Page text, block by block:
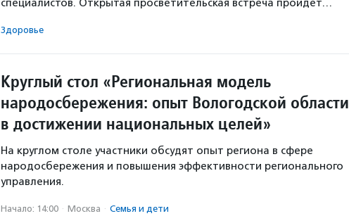
специалистов. Открытая просветительская встреча пройдет…
Здоровье
Круглый стол «Региональная модель
народосбережения: опыт Вологодской области
в достижении национальных целей»
На круглом столе участники обсудят опыт региона в сфере
народосбережения и повышения эффективности регионального
управления.
Начало: 14:00 · Москва · Семья и дети